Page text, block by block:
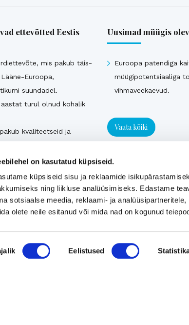
on kasutatud küpsiseid.
küpsiseid sisu ja reklaamide
ning liikluse analüüsimiseks. Edastame
sotsiaalse meedia, reklaami- ja
olete neile esitanud või mida nad on kogunud
Eelistused
ettevõtted Eestis
mis pakub täis-
Euroopa,
suundadel.
turul olnud kohalik
kvaliteetseid ja
3D printimise ja
metall- ja
projekteerija ja tootja.
Uusimad müügis
Euroopa patendiga
müügipotentsiaaliga
vihmaveekaevud.
Vaata kõiki